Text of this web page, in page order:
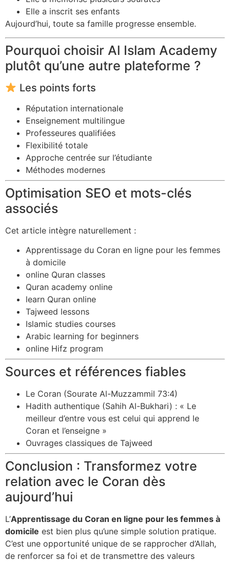
Elle a inscrit ses enfants
Aujourd’hui, toute sa famille progresse ensemble.
Pourquoi choisir Al Islam Academy
plutôt qu’une autre plateforme ?
Les points forts
Réputation internationale
Enseignement multilingue
Professeures qualifiées
Flexibilité totale
Approche centrée sur l’étudiante
Méthodes modernes
Optimisation SEO et mots-clés
associés
Cet article intègre naturellement :
Apprentissage du Coran en ligne pour les femmes
à domicile
online Quran classes
Quran academy online
learn Quran online
Tajweed lessons
Islamic studies courses
Arabic learning for beginners
online Hifz program
Sources et références fiables
Le Coran (Sourate Al-Muzzammil 73:4)
Hadith authentique (Sahih Al-Bukhari) : « Le
meilleur d’entre vous est celui qui apprend le
Coran et l’enseigne »
Ouvrages classiques de Tajweed
Conclusion : Transformez votre
relation avec le Coran dès
aujourd’hui
L’Apprentissage du Coran en ligne pour les femmes à
domicile est bien plus qu’une simple solution pratique.
C’est une opportunité unique de se rapprocher d’Allah,
de renforcer sa foi et de transmettre des valeurs